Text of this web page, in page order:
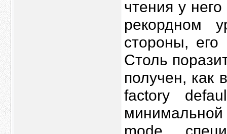
чтения у
рекордном
стороны,
Cтоль
получен, как
factory
минимальной
mode